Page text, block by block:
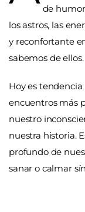
de
los astros, las
y reconfortante
sabemos de ellos.
Hoy es
encuentros más
nuestro
nuestra historia.
profundo de
sanar o calmar